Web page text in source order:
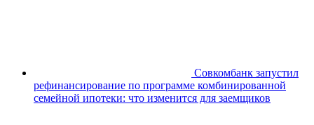
Совкомбанк запустил
рефинансирование по программе комбинированной
семейной ипотеки: что изменится для заемщиков